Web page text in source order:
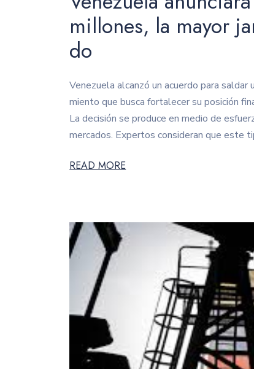
millones, la mayor
do
Venezuela alcanzó un acuerdo para
miento que busca fortalecer su posición
La decisión se produce en medio de
mercados. Expertos consideran que este
READ MORE